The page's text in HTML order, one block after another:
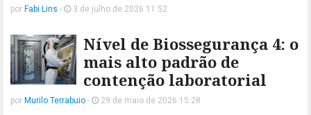
por Fabi Lins - 3 de julho de 2026 11:52
Nível de Biossegurança 4: o
mais alto padrão de
contenção laboratorial
por Murilo Terrabuio - 29 de maio de 2026 15:28